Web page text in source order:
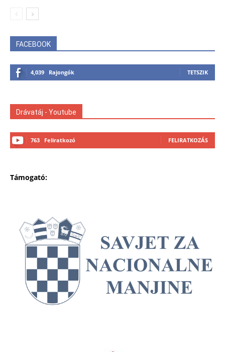
FACEBOOK
4,039 Rajongók TETSZIK
Drávatáj - Youtube
763 Feliratkozó FELIRATKOZÁS
Támogató: